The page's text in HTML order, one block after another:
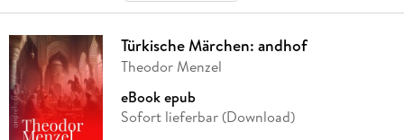
Türkische Märchen: andhof
Theodor Menzel
eBook epub
Sofort lieferbar (Download)